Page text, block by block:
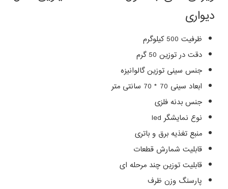
دیواری
ظرفیت 500 کیلوگرم
دقت در توزین 50 گرم
جنس سینی توزین گالوانیزه
ابعاد سینی 70 * 70 سانتی متر
جنس بدنه فلزی
نوع نمایشگر led
منبع تغذیه برق و باتری
قابلیت شمارش قطعات
قابلیت توزین چند مرحله ای
پارسنگ وزن ظرف